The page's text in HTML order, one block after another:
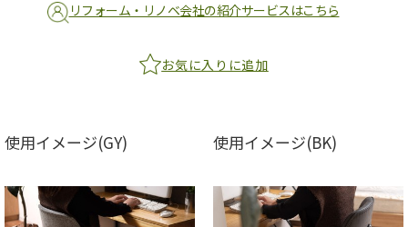
リフォーム・リノベ会社の紹介サービスはこちら
お気に入りに追加
使用イメージ(GY) 使用イメージ(BK)